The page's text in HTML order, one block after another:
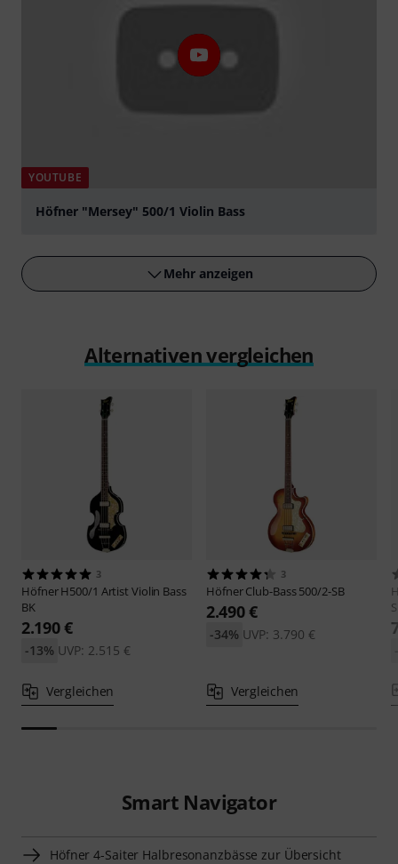
YOUTUBE
Höfner "Mersey" 500/1 Violin Bass
Mehr anzeigen
Alternativen vergleichen
3
HöfnerH500/1 Artist Violin Bass
BK
2.190 €
UVP: 2.515 €
-13%
Vergleichen
3
HöfnerClub-Bass 500/2-SB
2.490 €
UVP: 3.790 €
-34%
Vergleichen
Smart Navigator
Höfner 4-Saiter Halbresonanzbässe zur Übersicht